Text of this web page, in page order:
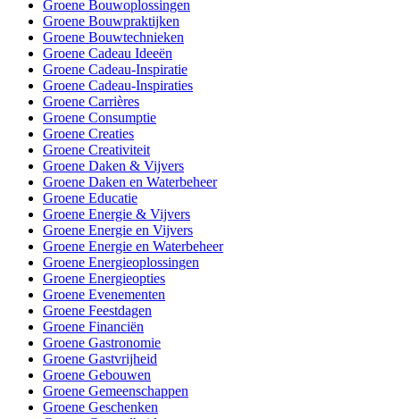
Groene Bouwoplossingen
Groene Bouwpraktijken
Groene Bouwtechnieken
Groene Cadeau Ideeën
Groene Cadeau-Inspiratie
Groene Cadeau-Inspiraties
Groene Carrières
Groene Consumptie
Groene Creaties
Groene Creativiteit
Groene Daken & Vijvers
Groene Daken en Waterbeheer
Groene Educatie
Groene Energie & Vijvers
Groene Energie en Vijvers
Groene Energie en Waterbeheer
Groene Energieoplossingen
Groene Energieopties
Groene Evenementen
Groene Feestdagen
Groene Financiën
Groene Gastronomie
Groene Gastvrijheid
Groene Gebouwen
Groene Gemeenschappen
Groene Geschenken